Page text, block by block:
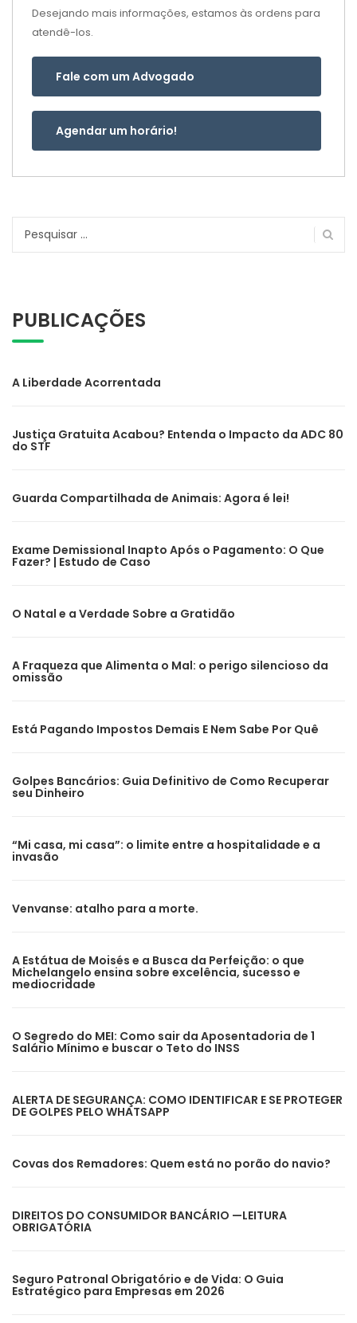
Desejando mais informações, estamos às ordens para
atendê-los.
Fale com um Advogado
Agendar um horário!
Pesquisar
PUBLICAÇÕES
A Liberdade Acorrentada
Justiça Gratuita Acabou? Entenda o Impacto da ADC 80
do STF
Guarda Compartilhada de Animais: Agora é lei!
Exame Demissional Inapto Após o Pagamento: O Que
Fazer? | Estudo de Caso
O Natal e a Verdade Sobre a Gratidão
A Fraqueza que Alimenta o Mal: o perigo silencioso da
omissão
Está Pagando Impostos Demais E Nem Sabe Por Quê
Golpes Bancários: Guia Definitivo de Como Recuperar
seu Dinheiro
“Mi casa, mi casa”: o limite entre a hospitalidade e a
invasão
Venvanse: atalho para a morte.
A Estátua de Moisés e a Busca da Perfeição: o que
Michelangelo ensina sobre excelência, sucesso e
mediocridade
O Segredo do MEI: Como sair da Aposentadoria de 1
Salário Mínimo e buscar o Teto do INSS
ALERTA DE SEGURANÇA: COMO IDENTIFICAR E SE PROTEGER
DE GOLPES PELO WHATSAPP
Covas dos Remadores: Quem está no porão do navio?
DIREITOS DO CONSUMIDOR BANCÁRIO —LEITURA
OBRIGATÓRIA
Seguro Patronal Obrigatório e de Vida: O Guia
Estratégico para Empresas em 2026